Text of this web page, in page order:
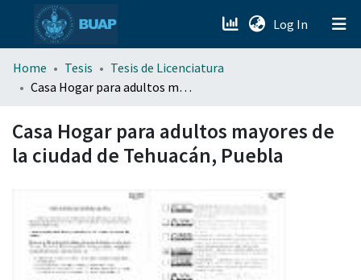
Log In (current)
menu.section.about_menu
Home Tesis
Tesis de Licenciatura
Casa Hogar para adultos mayores de la ciudad de Tehuacán, Puebla
Casa Hogar para adultos mayores de
la ciudad de Tehuacán, Puebla